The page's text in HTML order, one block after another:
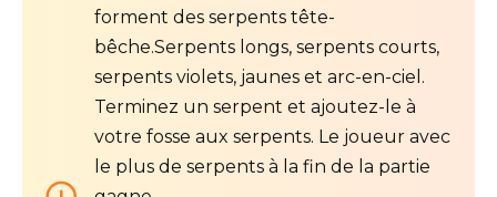
forment des serpents tête-
bêche.Serpents longs, serpents courts,
serpents violets, jaunes et arc-en-ciel.
Terminez un serpent et ajoutez-le à
votre fosse aux serpents. Le joueur avec
le plus de serpents à la fin de la partie